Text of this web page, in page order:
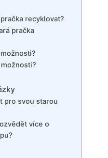
recyklovat?
pračka
pro svou starou
více o